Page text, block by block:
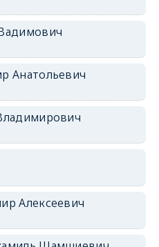
Анатольевич
Алексеевич